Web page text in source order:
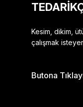
Yorum Yaz
Kesim, dikim,
çalışmak
Butona